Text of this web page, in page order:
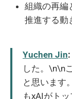
組織の再編
推進する動
Yuchen Jin:
した。\n\n
と思います
もxAIがト